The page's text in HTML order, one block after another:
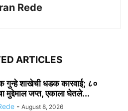
Rede
ARTICLES
गुन्हे शाखेची धडक कारवाई; ८०
मुद्देमाल जप्त, एकाला घेतले...
- August 8, 2026